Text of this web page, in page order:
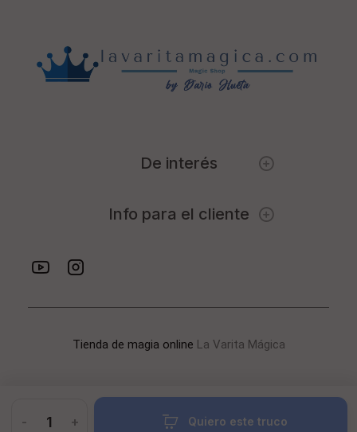
- + Quiero este truco
De interés
Info para el cliente
Tienda de magia online La Varita Mágica